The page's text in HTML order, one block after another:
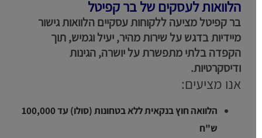
הלוואות לעסקים של בר קפיטל
בר קפיטל מציעה ללקוחות עסקיים הלוואות גישור
מיידיות בדגש על שירות מהיר, יעיל וגמיש, תוך
הקפדה בלתי מתפשרת על יושרה, הגינות
ודיסקרטיות.
אנו מציעים:
הלוואה חוץ בנקאית ללא בטחונות (סולו) עד 100,000
ש"ח